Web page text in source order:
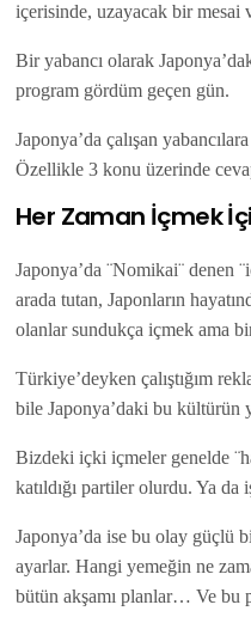
içerisinde, uzayacak bir
Bir yabancı olarak
program gördüm geçen gün.
Japonya’da çalışan
Özellikle 3 konu üzerinde
Her Zaman İçmek
Japonya’da ¨Nomikai¨ denen
arada tutan, Japonların
olanlar sundukça içmek ama
Türkiye’deyken çalıştığım
bile Japonya’daki bu kültürün
Bizdeki içki içmeler genelde
katıldığı partiler olurdu. Ya da
Japonya’da ise bu olay güçlü
ayarlar. Hangi yemeğin ne
bütün akşamı planlar… Ve bu